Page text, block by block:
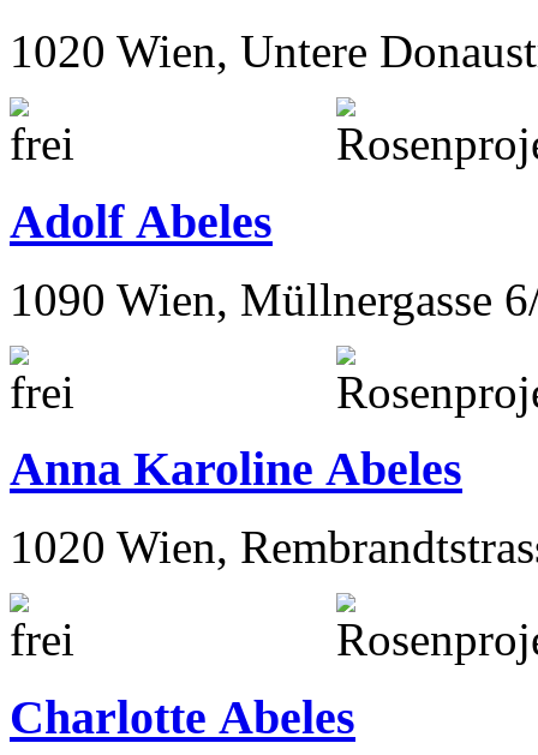
1020 Wien, Untere
Adolf Abeles
1090 Wien, Müllnergasse
Anna Karoline Abeles
1020 Wien,
Charlotte Abeles